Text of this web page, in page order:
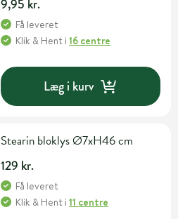
9,95 kr.
Få leveret
Klik & Hent i16 centre
Læg i kurv
Stearin bloklys Ø7xH46 cm
129 kr.
Få leveret
Klik & Hent i11 centre